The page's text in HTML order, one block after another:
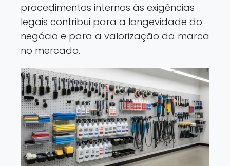
procedimentos internos às exigências
legais contribui para a longevidade do
negócio e para a valorização da marca
no mercado.